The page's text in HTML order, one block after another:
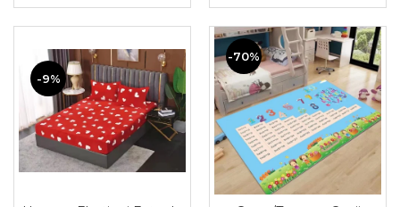
-9%
-70%